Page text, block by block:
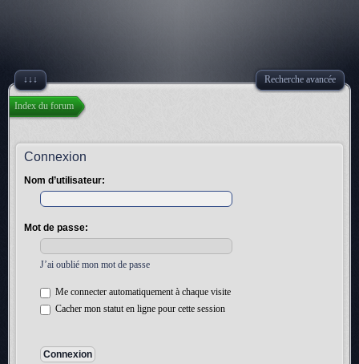
↓↓↓ Recherche avancée
Index du forum
Connexion
Nom d’utilisateur:
Mot de passe:
J’ai oublié mon mot de passe
Me connecter automatiquement à chaque visite
Cacher mon statut en ligne pour cette session